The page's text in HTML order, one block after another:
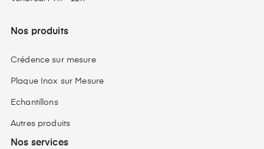
Nos produits
Crédence sur mesure
Plaque Inox sur Mesure
Echantillons
Autres produits
Nos services